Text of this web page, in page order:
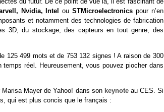
Nvidia, IntelouSTMicroelectronics pour n’en
et notamment des technologies de fabrication
3D, du stockage, des capteurs en tout genre, des
125 499 mots et de 753 132 signes ! A raison de 300
réel. Heureusement, vous pouvez piocher dans
Marisa Mayer de Yahoo! dans son keynoteau CES. Si
qui est plus concis que le français :